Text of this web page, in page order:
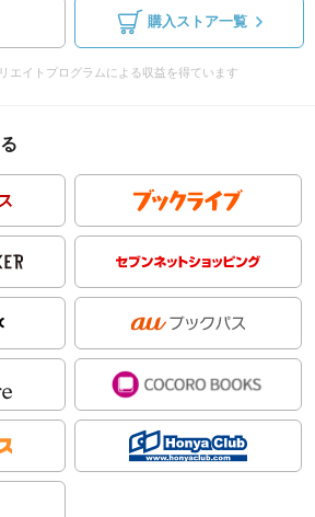
購入ストア一覧
エイトプログラムによる収益を得ています